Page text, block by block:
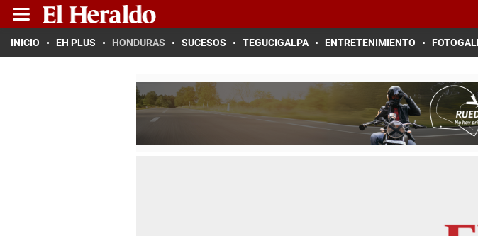
INICIO EH PLUS HONDURAS SUCESOS TEGUCIGALPA ENTRETENIMIENTO